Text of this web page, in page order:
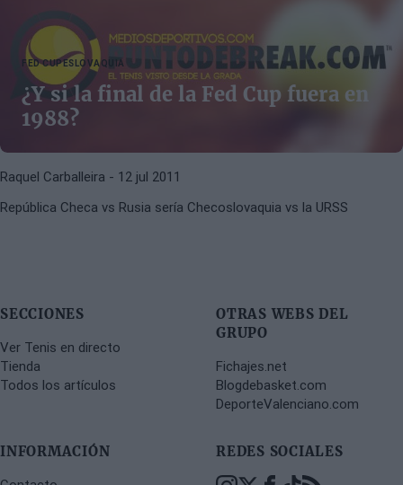
FED CUPESLOVAQUIA
¿Y si la final de la Fed Cup fuera en
1988?
Raquel Carballeira - 12 jul 2011
República Checa vs Rusia sería Checoslovaquia vs la URSS
SECCIONES
Ver Tenis en directo
Tienda
Todos los artículos
OTRAS WEBS DEL
GRUPO
Fichajes.net
Blogdebasket.com
DeporteValenciano.com
INFORMACIÓN
REDES SOCIALES